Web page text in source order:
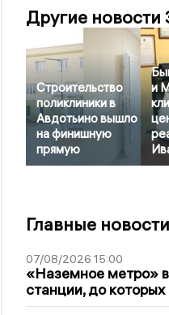
Другие новости
Строительство
поликлиники в
Авдотьино вышло
на финишную
прямую
и
Главные новости
07/08/2026 15:00
«Наземное метро» в
станции, до